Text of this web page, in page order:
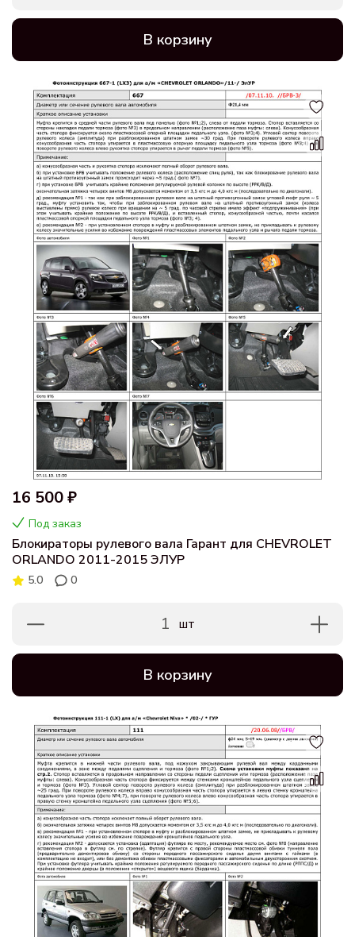
В корзину
16 500 ₽
Под заказ
Блокираторы рулевого вала Гарант для CHEVROLET
ORLANDO 2011-2015 ЭЛУР
5.0 0
1 шт
В корзину